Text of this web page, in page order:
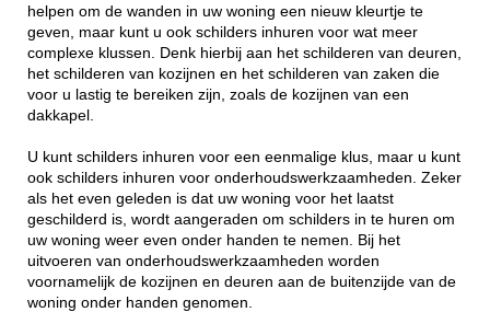
helpen om de wanden in uw woning een nieuw kleurtje te
geven, maar kunt u ook schilders inhuren voor wat meer
complexe klussen. Denk hierbij aan het schilderen van deuren,
het schilderen van kozijnen en het schilderen van zaken die
voor u lastig te bereiken zijn, zoals de kozijnen van een
dakkapel.
U kunt schilders inhuren voor een eenmalige klus, maar u kunt
ook schilders inhuren voor onderhoudswerkzaamheden. Zeker
als het even geleden is dat uw woning voor het laatst
geschilderd is, wordt aangeraden om schilders in te huren om
uw woning weer even onder handen te nemen. Bij het
uitvoeren van onderhoudswerkzaamheden worden
voornamelijk de kozijnen en deuren aan de buitenzijde van de
woning onder handen genomen.